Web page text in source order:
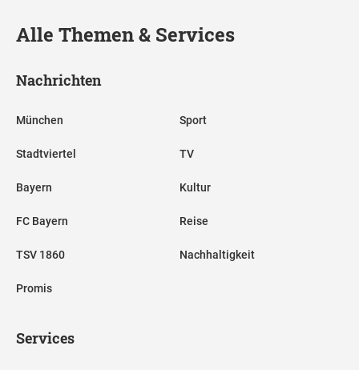
Alle Themen & Services
Nachrichten
München
Stadtviertel
Bayern
FC Bayern
TSV 1860
Promis
Sport
TV
Kultur
Reise
Nachhaltigkeit
Services